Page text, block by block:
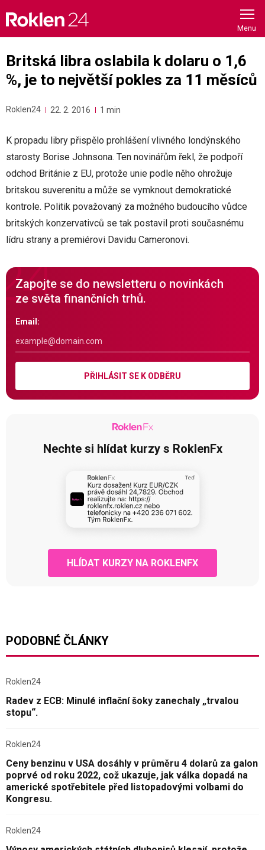
content
Britská libra oslabila k dolaru o 1,6
%, je to největší pokles za 11 měsíců
Roklen24 22. 2. 2016 1 min
K propadu libry přispělo prohlášení vlivného londýnského
starosty Borise Johnsona. Ten novinářům řekl, že podpoří
odchod Británie z EU, protože unie podle něho ohrožuje
britskou suverenitu a může se vymknout demokratické
kontrole. Politik považovaný za možného budoucího vůdce
britských konzervativců se tak postavil proti současnému
lídru strany a premiérovi Davidu Cameronovi.
Zapojte se do newsletteru o novinkách
ze světa finančních trhů.
Email:
PŘIHLÁSIT SE K ODBĚRU
Nechte si hlídat kurzy s RoklenFx
HLÍDAT KURZY NA ROKLENFX
PODOBNÉ ČLÁNKY
Roklen24
Radev z ECB: Minulé inflační šoky zanechaly „trvalou
stopu“.
Roklen24
Ceny benzinu v USA dosáhly v průměru 4 dolarů za galon
poprvé od roku 2022, což ukazuje, jak válka dopadá na
americké spotřebitele před listopadovými volbami do
Kongresu.
Roklen24